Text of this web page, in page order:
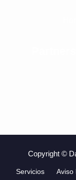
Copyright ©
Servicios Aviso